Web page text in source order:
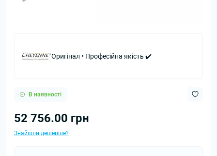
Оригінал • Професійна якість ✔️
В наявності
52 756.00 грн
Знайшли дешевше?